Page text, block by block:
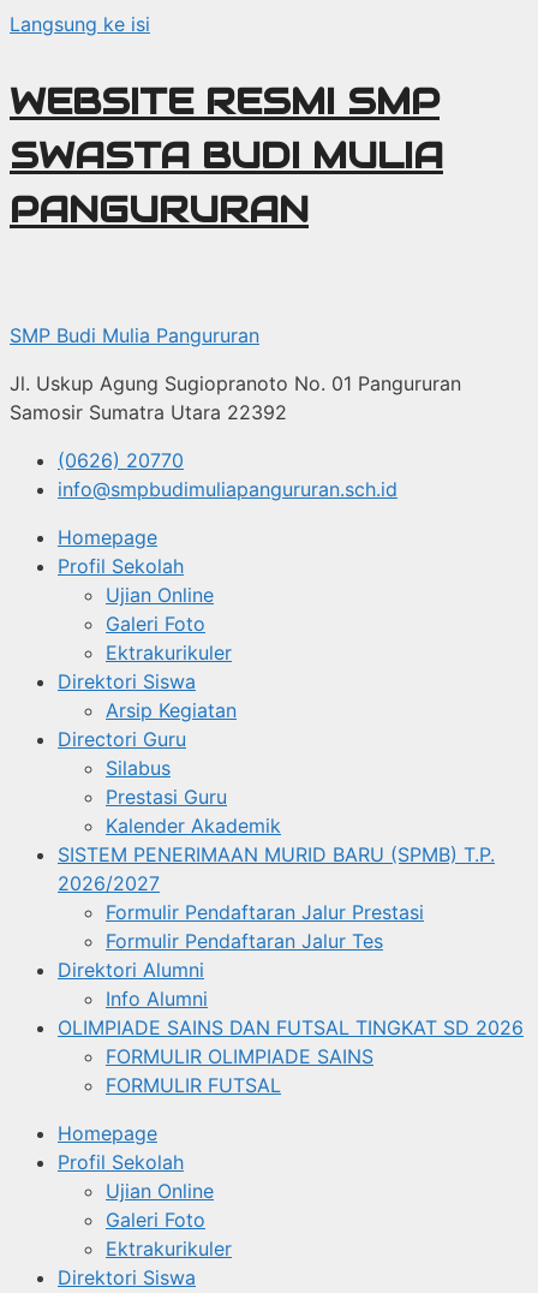
Langsung ke isi
WEBSITE RESMI SMP
SWASTA BUDI MULIA
PANGURURAN
SMP Budi Mulia Pangururan
Jl. Uskup Agung Sugiopranoto No. 01 Pangururan
Samosir Sumatra Utara 22392
(0626) 20770
info@smpbudimuliapangururan.sch.id
Homepage
Profil Sekolah
Ujian Online
Galeri Foto
Ektrakurikuler
Direktori Siswa
Arsip Kegiatan
Directori Guru
Silabus
Prestasi Guru
Kalender Akademik
SISTEM PENERIMAAN MURID BARU (SPMB) T.P.
2026/2027
Formulir Pendaftaran Jalur Prestasi
Formulir Pendaftaran Jalur Tes
Direktori Alumni
Info Alumni
OLIMPIADE SAINS DAN FUTSAL TINGKAT SD 2026
FORMULIR OLIMPIADE SAINS
FORMULIR FUTSAL
Homepage
Profil Sekolah
Ujian Online
Galeri Foto
Ektrakurikuler
Direktori Siswa